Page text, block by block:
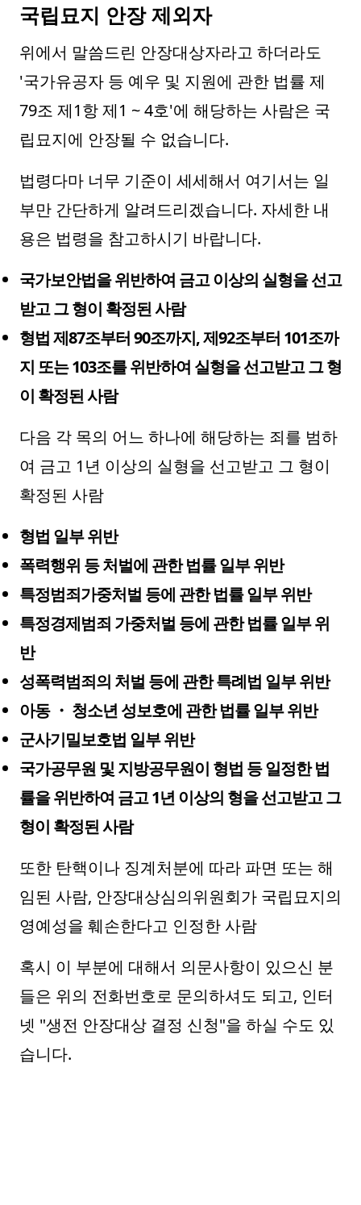
국립묘지 안장 제외자
위에서 말씀드린 안장대상자라고 하더라도
'국가유공자 등 예우 및 지원에 관한 법률 제
79조 제1항 제1 ~ 4호'에 해당하는 사람은 국
립묘지에 안장될 수 없습니다.
법령다마 너무 기준이 세세해서 여기서는 일
부만 간단하게 알려드리겠습니다. 자세한 내
용은 법령을 참고하시기 바랍니다.
국가보안법을 위반하여 금고 이상의 실형을 선고
받고 그 형이 확정된 사람
형법 제87조부터 90조까지, 제92조부터 101조까
지 또는 103조를 위반하여 실형을 선고받고 그 형
이 확정된 사람
다음 각 목의 어느 하나에 해당하는 죄를 범하
여 금고 1년 이상의 실형을 선고받고 그 형이
확정된 사람
형법 일부 위반
폭력행위 등 처벌에 관한 법률 일부 위반
특정범죄가중처벌 등에 관한 법률 일부 위반
특정경제범죄 가중처벌 등에 관한 법률 일부 위
반
성폭력범죄의 처벌 등에 관한 특례법 일부 위반
아동 ・ 청소년 성보호에 관한 법률 일부 위반
군사기밀보호법 일부 위반
국가공무원 및 지방공무원이 형법 등 일정한 법
률을 위반하여 금고 1년 이상의 형을 선고받고 그
형이 확정된 사람
또한 탄핵이나 징계처분에 따라 파면 또는 해
임된 사람, 안장대상심의위원회가 국립묘지의
영예성을 훼손한다고 인정한 사람
혹시 이 부분에 대해서 의문사항이 있으신 분
들은 위의 전화번호로 문의하셔도 되고, 인터
넷 "생전 안장대상 결정 신청"을 하실 수도 있
습니다.